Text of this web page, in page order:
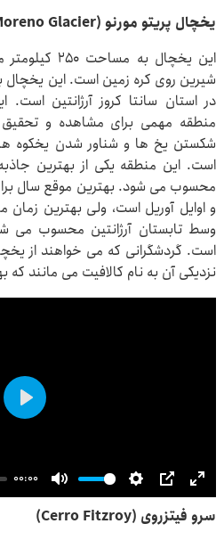
یخچال پریتو مورنو (Perito Moreno Glacier)
این یخچال
شیرین روی کره زمین است. این یخچال
در استان سانتا کروز آرژانتین است.
منطقه مهمی برای مشاهده و
شکستن یخ ها و شناور شدن یخکوه
است. این منطقه یکی از بهترین
محسوب می شود. بهترین موقع سال برای
و اوایل آوریل است، ولی بهترین زمان
وسط تابستان آرژانتین محسوب می
است. گردشگرانی که می خواهند از
نزدیکی آن به نام کالافیت می مانند که
00:00
Mute Settings
PIP
Play
سرو فیتزروی (Cerro Fitzroy)